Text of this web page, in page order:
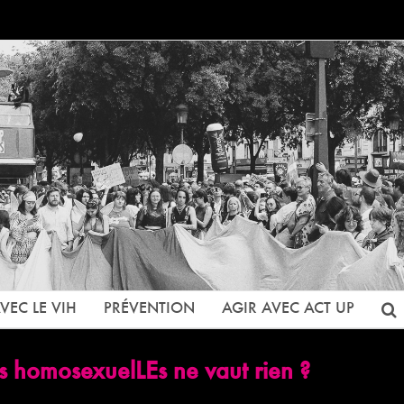
LE VIH PRÉVENTION AGIR AVEC ACT UP
ne vaut rien ?